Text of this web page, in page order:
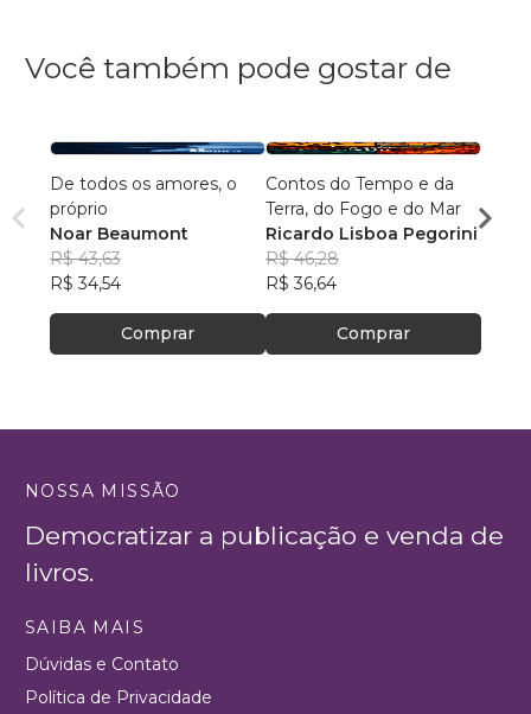
Você também pode gostar de
De todos os amores, o
próprio
Noar Beaumont
R$ 43,63
R$ 34,54
Comprar
Contos do Tempo e da
Terra, do Fogo e do Mar
Ricardo Lisboa Pegorini
R$ 46,28
R$ 36,64
Comprar
R$
NOSSA MISSÃO
Democratizar a publicação e venda de
livros.
SAIBA MAIS
Dúvidas e Contato
Política de Privacidade